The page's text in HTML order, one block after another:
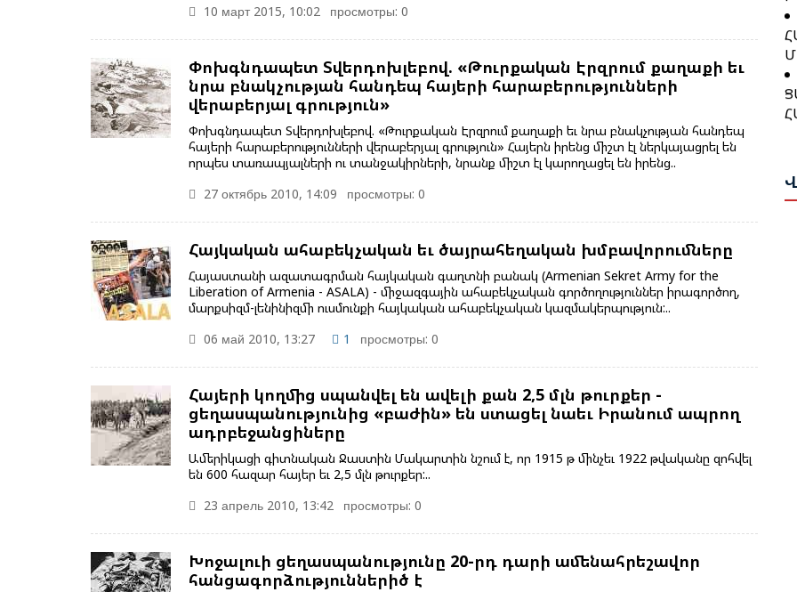
10 март 2015, 10:02
просмотры: 0
Փոխգնդապետ Տվերդոխլեբով. «Թուրքական Էրզրում քաղաքի եւ
նրա բնակչության հանդեպ հայերի հարաբերությունների
վերաբերյալ գրություն»
Փոխգնդապետ Տվերդոխլեբով. «Թուրքական Էրզրում քաղաքի եւ նրա բնակչության հանդեպ
հայերի հարաբերությունների վերաբերյալ գրություն» Հայերն իրենց միշտ էլ ներկայացրել են
որպես տառապյալների ու տանջակիրների, նրանք միշտ էլ կարողացել են իրենց..
27 октябрь 2010, 14:09
просмотры: 0
Հայկական ահաբեկչական եւ ծայրահեղական խմբավորումները
Հայաստանի ազատագրման հայկական գաղտնի բանակ (Armenian Sekret Army for the
Liberation of Armenia - ASALA) - միջազգային ահաբեկչական գործողություններ իրագործող,
մարքսիզմ-լենինիզմի ուսմունքի հայկական ահաբեկչական կազմակերպություն:..
06 май 2010, 13:27
1 просмотры: 0
Հայերի կողմից սպանվել են ավելի քան 2,5 մլն թուրքեր -
ցեղասպանությունից «բաժին» են ստացել նաեւ Իրանում ապրող
ադրբեջանցիները
Ամերիկացի գիտնական Ջաստին Մակարտին նշում է, որ 1915 թ մինչեւ 1922 թվականը զոհվել
են 600 հազար հայեր եւ 2,5 մլն թուրքեր:..
23 апрель 2010, 13:42
просмотры: 0
Խոջալուի ցեղասպանությունը 20-րդ դարի ամենահրեշավոր
հանցագորձություններիծ է